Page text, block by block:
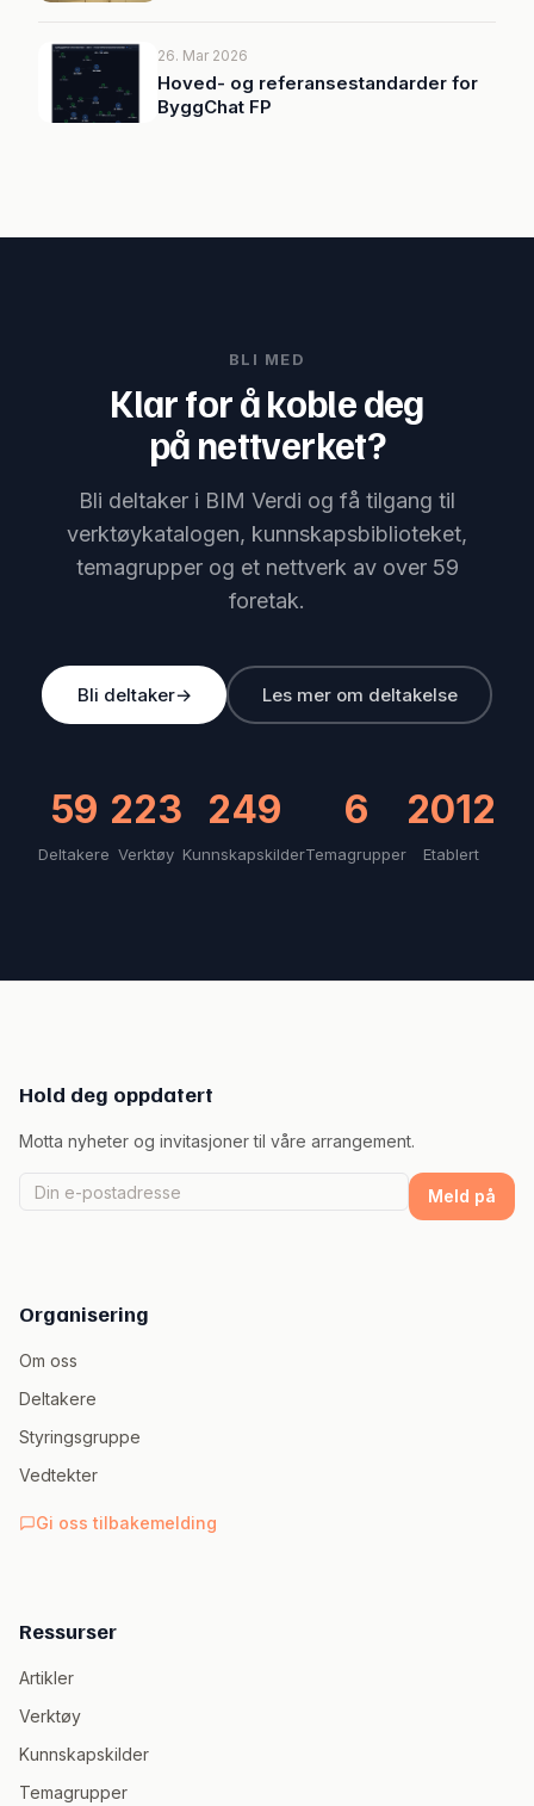
26. Mar 2026
Hoved- og referansestandarder for
ByggChat FP
BLI MED
Klar for å koble deg
på nettverket?
Bli deltaker i BIM Verdi og få tilgang til
verktøykatalogen, kunnskapsbiblioteket,
temagrupper og et nettverk av over 59
foretak.
Bli deltaker→ Les mer om deltakelse
59
Deltakere
223
Verktøy
249
Kunnskapskilder
6
Temagrupper
2012
Etablert
Hold deg oppdatert
Motta nyheter og invitasjoner til våre arrangement.
Meld på
Organisering
Om oss
Deltakere
Styringsgruppe
Vedtekter
Gi oss tilbakemelding
Ressurser
Artikler
Verktøy
Kunnskapskilder
Temagrupper